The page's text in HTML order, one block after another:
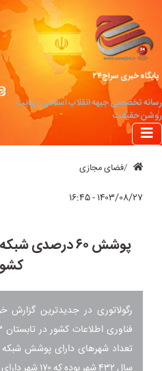
پایگاه خبری سراج۲۴
رسانه تخصصی جبهه انقلاب اسلامی؛ روایت
روشن حقیقت
فضای مجازی
۱۴۰۳/۰۸/۲۷ - ۱۶:۴۵
رگولاتوری در جدیدترین
تعداد شهر‌های دارای پوشش شبکه